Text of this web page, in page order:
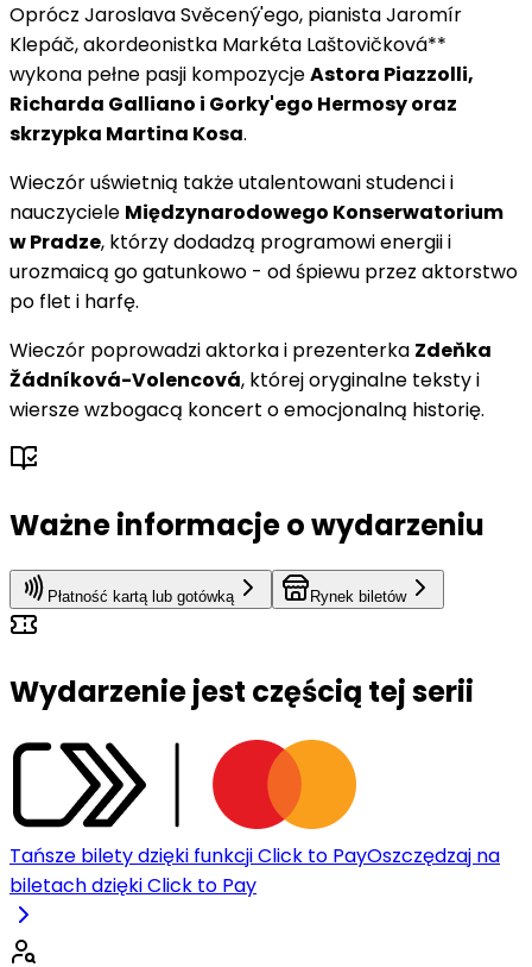
Oprócz Jaroslava Svěcený'ego, pianista Jaromír
Klepáč, akordeonistka Markéta Laštovičková**
wykona pełne pasji kompozycjeAstora Piazzolli,
Richarda Galliano i Gorky'ego Hermosy oraz
skrzypka Martina Kosa.
Wieczór uświetnią także utalentowani studenci i
nauczyciele Międzynarodowego Konserwatorium
w Pradze, którzy dodadzą programowi energii i
urozmaicą go gatunkowo - od śpiewu przez aktorstwo
po flet i harfę.
Wieczór poprowadzi aktorka i prezenterka Zdeňka
Žádníková-Volencová, której oryginalne teksty i
wiersze wzbogacą koncert o emocjonalną historię.
Ważne informacje o wydarzeniu
Płatność kartą lub gotówką Rynek biletów
Wydarzenie jest częścią tej serii
Tańsze bilety dzięki funkcji Click to PayOszczędzaj na
biletach dzięki Click to Pay